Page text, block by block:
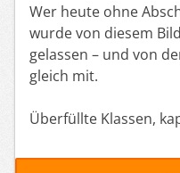
Wer heute ohne
wurde von diesem
gelassen – und von
gleich mit.
Überfüllte Klassen,